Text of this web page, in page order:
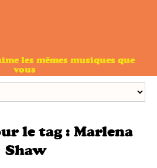
les mêmes musiques que
vous
le tag : Marlena
Shaw